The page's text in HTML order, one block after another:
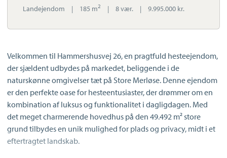
Landejendom | 185 m2 | 8 vær. | 9.995.000 kr.
Velkommen til Hammershusvej 26, en pragtfuld hesteejendom,
der sjældent udbydes på markedet, beliggende i de
naturskønne omgivelser tæt på Store Merløse. Denne ejendom
er den perfekte oase for hesteentusiaster, der drømmer om en
kombination af luksus og funktionalitet i dagligdagen. Med
det meget charmerende hovedhus på den 49.492 m² store
grund tilbydes en unik mulighed for plads og privacy, midt i et
eftertragtet landskab.